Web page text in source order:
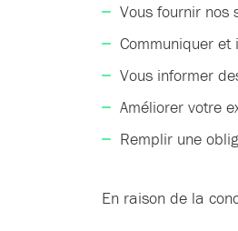
Vous fournir nos
Communiquer et
Vous informer
Améliorer votre
Remplir une
En raison de la